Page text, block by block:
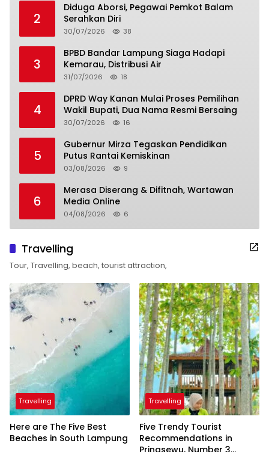
2
Diduga Aborsi, Pegawai Pemkot Balam
Serahkan Diri
30/07/2026 38
3
BPBD Bandar Lampung Siaga Hadapi
Kemarau, Distribusi Air
31/07/2026 18
4
DPRD Way Kanan Mulai Proses Pemilihan
Wakil Bupati, Dua Nama Resmi Bersaing
30/07/2026 16
5
Gubernur Mirza Tegaskan Pendidikan
Putus Rantai Kemiskinan
03/08/2026 9
6
Merasa Diserang & Difitnah, Wartawan
Media Online
04/08/2026 6
Travelling
Tour, Travelling, beach, tourist attraction,
Travelling
Here are The Five Best
Beaches in South Lampung
Travelling
Five Trendy Tourist
Recommendations in
Pringsewu, Number 3